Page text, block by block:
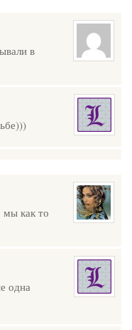
в
мы как то
одна